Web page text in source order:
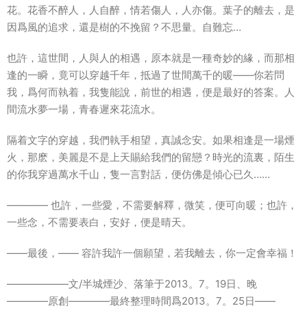
花。花香不醉人，人自醉，情若傷人，人亦傷。葉子的離去，是
因爲風的追求，還是樹的不挽留？不思量。自難忘…
也許，這世間，人與人的相遇，原本就是一種奇妙的緣，而那相
逢的一瞬，竟可以穿越千年，抵過了世間萬千的暖――你若問
我，爲何而執着，我隻能說，前世的相遇，便是最好的答案。人
間流水夢一場，青春遲來花流水。
隔着文字的穿越，我們執手相望，真誠念安。如果相逢是一場煙
火，那麽，美麗是不是上天賜給我們的留戀？時光的流裏，陌生
的你我穿過萬水千山，隻一言對話，便仿佛是傾心已久……
―――― 也許，一些愛，不需要解釋，微笑，便可向暖；也許，
一些念，不需要表白，安好，便是晴天。
――最後，―― 容許我許一個願望，若我離去，你一定會幸福！
――――――文/半城煙沙、落筆于2013。7。19日、晚
――――原創――――最終整理時間爲2013。7。25日――